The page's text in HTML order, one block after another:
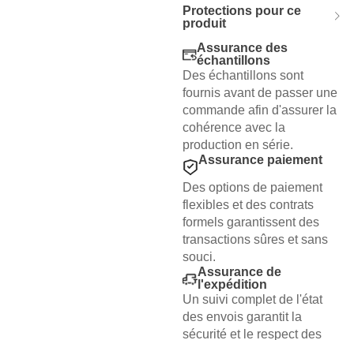
Protections pour ce
produit
Assurance des
échantillons
Des échantillons sont
fournis avant de passer une
commande afin d'assurer la
cohérence avec la
production en série.
Assurance paiement
Des options de paiement
flexibles et des contrats
formels garantissent des
transactions sûres et sans
souci.
Assurance de
l'expédition
Un suivi complet de l'état
des envois garantit la
sécurité et le respect des